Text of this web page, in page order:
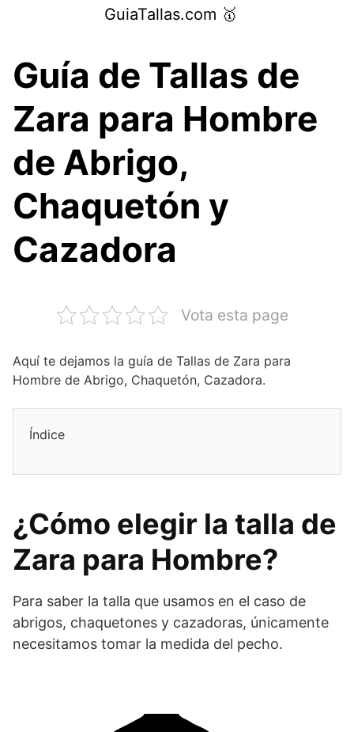
GuiaTallas.com 🥇
Guía de Tallas de
Zara para Hombre
de Abrigo,
Chaquetón y
Cazadora
Vota esta page
Aquí te dejamos la guía de Tallas de Zara para
Hombre de Abrigo, Chaquetón, Cazadora.
Índice
¿Cómo elegir la talla de
Zara para Hombre?
Para saber la talla que usamos en el caso de
abrigos, chaquetones y cazadoras, únicamente
necesitamos tomar la medida del pecho.